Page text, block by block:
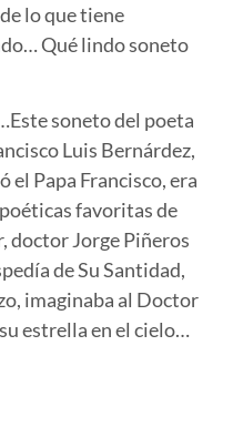
lo que tiene
Qué lindo soneto
soneto del poeta
Luis Bernárdez,
Papa Francisco, era
favoritas de
doctor Jorge Piñeros
de Su Santidad,
imaginaba al Doctor
estrella en el cielo…